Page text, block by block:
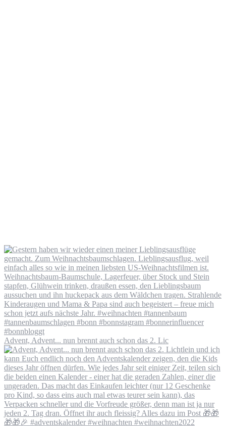
Advent, Advent... nun brennt auch schon das 2. Lic